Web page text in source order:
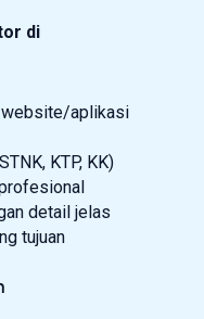
di
website/aplikasi
KTP, KK)
detail jelas
tujuan